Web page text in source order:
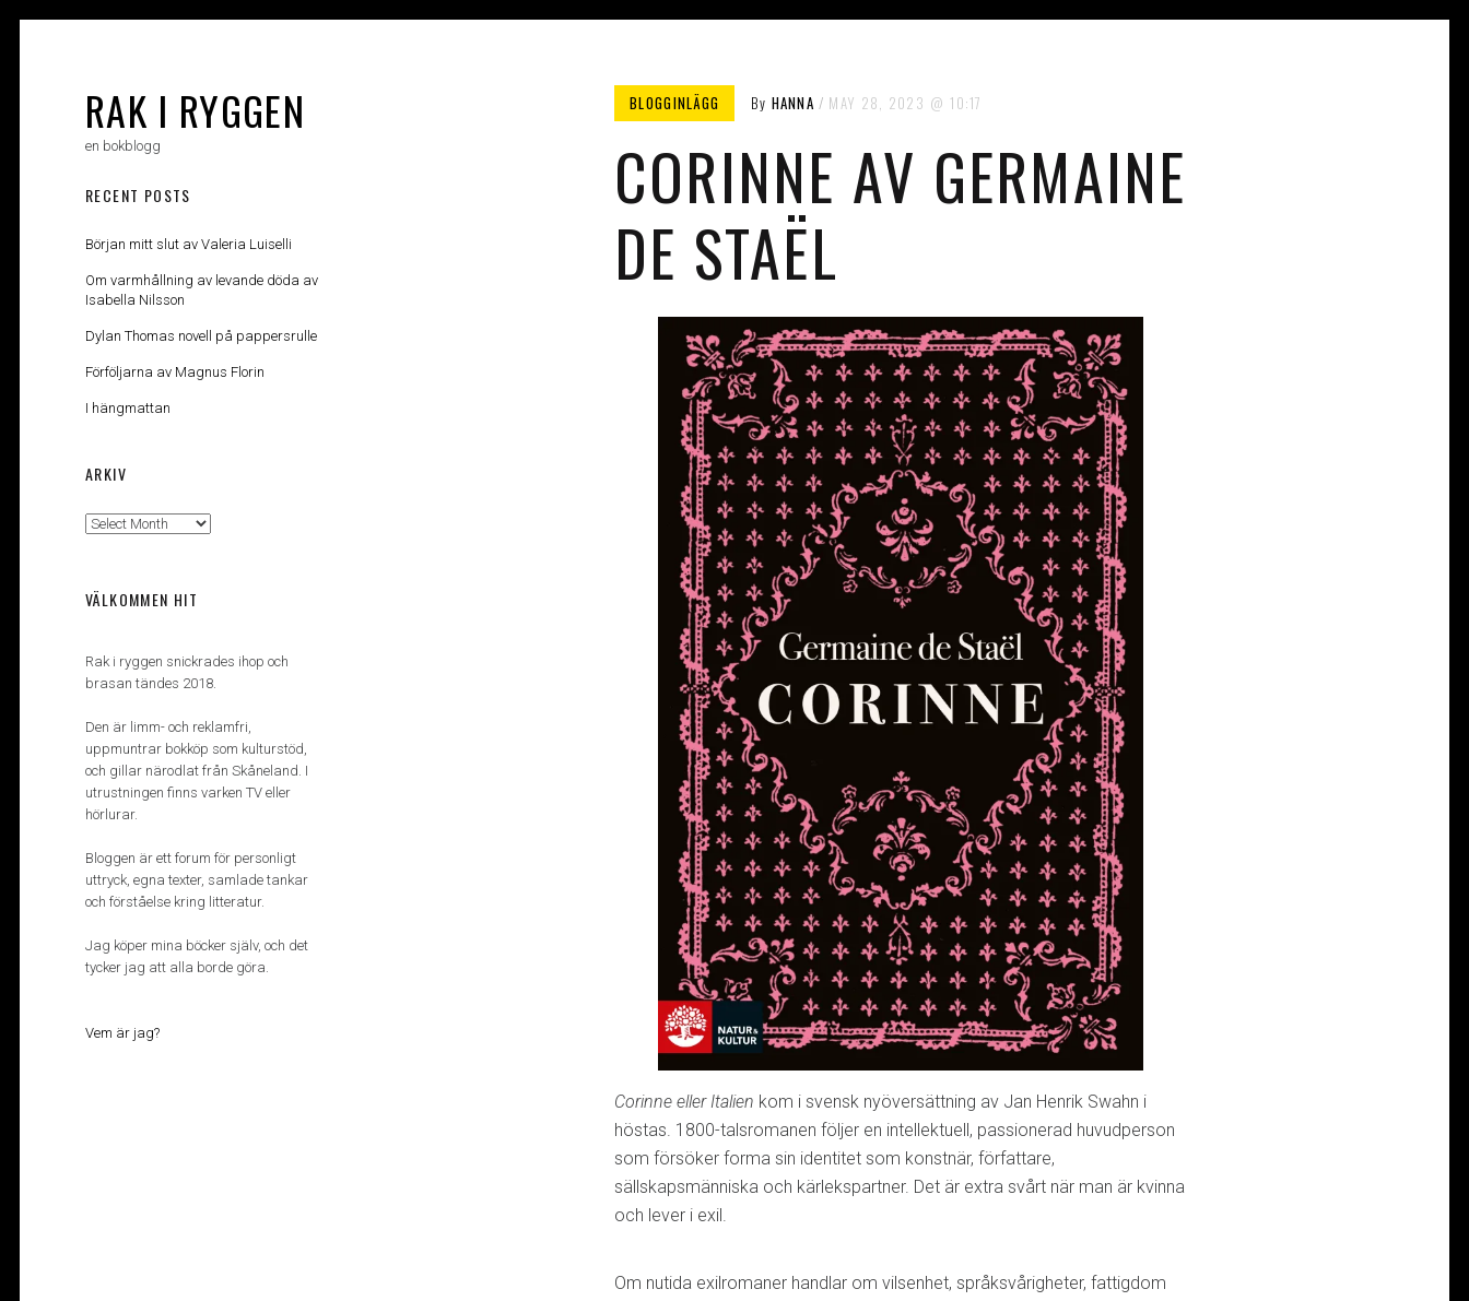
RAK I RYGGEN
en bokblogg
BLOGGINLÄGG By HANNA MAY 28, 2023 10:17
CORINNE AV GERMAINE
DE STAËL
Corinne eller Italien kom i svensk nyöversättning av Jan Henrik Swahn i
höstas. 1800-talsromanen följer en intellektuell, passionerad huvudperson
som försöker forma sin identitet som konstnär, författare,
sällskapsmänniska och kärlekspartner. Det är extra svårt när man är kvinna
och lever i exil.
Om nutida exilromaner handlar om vilsenhet, språksvårigheter, fattigdom
RECENT POSTS
Början mitt slut av Valeria Luiselli
Om varmhållning av levande döda av
Isabella Nilsson
Dylan Thomas novell på pappersrulle
Förföljarna av Magnus Florin
I hängmattan
ARKIV
Arkiv
VÄLKOMMEN HIT
Rak i ryggen snickrades ihop och
brasan tändes 2018.
Den är limm- och reklamfri,
uppmuntrar bokköp som kulturstöd,
och gillar närodlat från Skåneland. I
utrustningen finns varken TV eller
hörlurar.
Bloggen är ett forum för personligt
uttryck, egna texter, samlade tankar
och förståelse kring litteratur.
Jag köper mina böcker själv, och det
tycker jag att alla borde göra.
Vem är jag?